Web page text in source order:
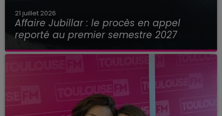
21 juillet 2026
Affaire Jubillar : le procès en appel
reporté au premier semestre 2027